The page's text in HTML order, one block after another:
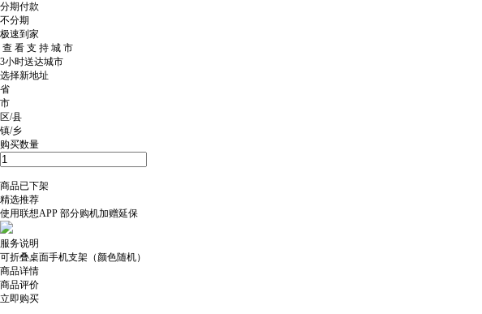
分期付款
不分期
极速到家
查 看 支 持 城 市
3小时送达城市
选择新地址
省
市
区/县
镇/乡
购买数量
商品已下架
精选推荐
使用联想APP 部分购机加赠延保
服务说明
可折叠桌面手机支架（颜色随机）
商品详情
商品评价
立即购买